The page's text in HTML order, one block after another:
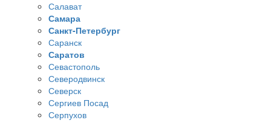
Салават
Самара
Санкт-Петербург
Саранск
Саратов
Севастополь
Северодвинск
Северск
Сергиев Посад
Серпухов